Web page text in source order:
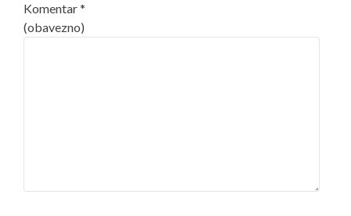
Komentar*
(obavezno)